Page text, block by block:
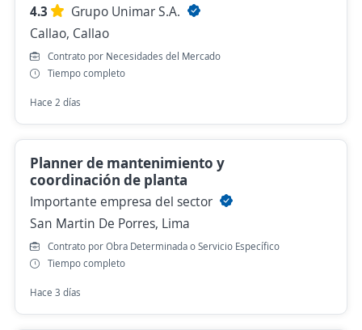
4.3
Grupo Unimar S.A.
Callao, Callao
Contrato por Necesidades del Mercado
Tiempo completo
Hace 2 días
Planner de mantenimiento y
coordinación de planta
Importante empresa del sector
San Martin De Porres, Lima
Contrato por Obra Determinada o Servicio Específico
Tiempo completo
Hace 3 días